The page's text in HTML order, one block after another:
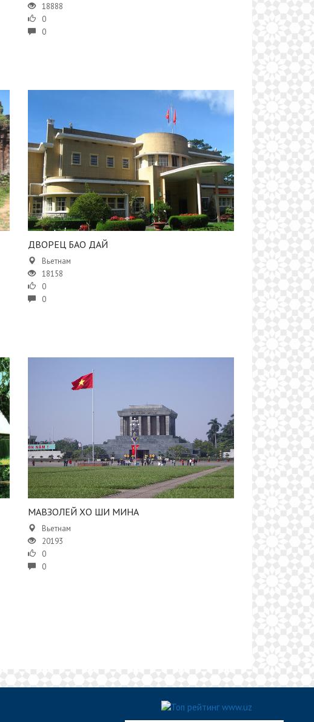
18888
0
0
ДВОРЕЦ БАО ДАЙ
Вьетнам
18158
0
0
МАВЗОЛЕЙ ХО ШИ МИНА
Вьетнам
20193
0
0